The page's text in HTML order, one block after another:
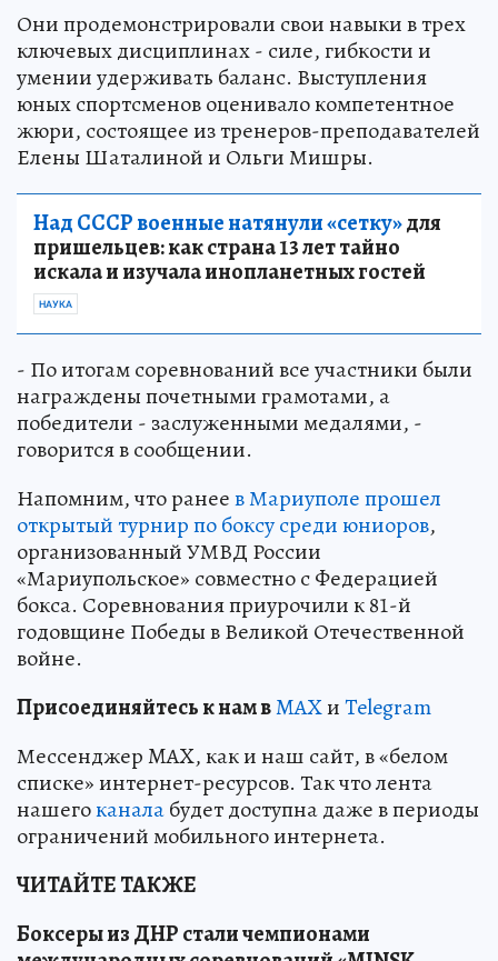
Они продемонстрировали свои навыки в трех
ключевых дисциплинах - силе, гибкости и
умении удерживать баланс. Выступления
юных спортсменов оценивало компетентное
жюри, состоящее из тренеров-преподавателей
Елены Шаталиной и Ольги Мишры.
Над СССР военные натянули «сетку»для
пришельцев: как страна 13 лет тайно
искала и изучала инопланетных гостей
НАУКА
- По итогам соревнований все участники были
награждены почетными грамотами, а
победители - заслуженными медалями, -
говорится в сообщении.
Напомним, что ранеев Мариуполе прошел
открытый турнир по боксу среди юниоров,
организованный УМВД России
«Мариупольское» совместно с Федерацией
бокса. Соревнования приурочили к 81-й
годовщине Победы в Великой Отечественной
войне.
Присоединяйтесь к нам вMAXиTelegram
Мессенджер MAX, как и наш сайт, в «белом
списке» интернет-ресурсов. Так что лента
нашегоканалабудет доступна даже в периоды
ограничений мобильного интернета.
ЧИТАЙТЕ ТАКЖЕ
Боксеры из ДНР стали чемпионами